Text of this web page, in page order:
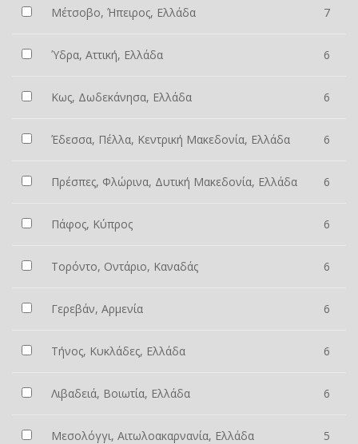
Μέτσοβο, Ήπειρος, Ελλάδα 7
Ύδρα, Αττική, Ελλάδα 6
Κως, Δωδεκάνησα, Ελλάδα 6
Έδεσσα, Πέλλα, Κεντρική Μακεδονία, Ελλάδα 6
Πρέσπες, Φλώρινα, Δυτική Μακεδονία, Ελλάδα 6
Πάφος, Κύπρος 6
Τορόντο, Οντάριο, Καναδάς 6
Γερεβάν, Αρμενία 6
Τήνος, Κυκλάδες, Ελλάδα 6
Λιβαδειά, Βοιωτία, Ελλάδα 6
Μεσολόγγι, Αιτωλοακαρνανία, Ελλάδα 5